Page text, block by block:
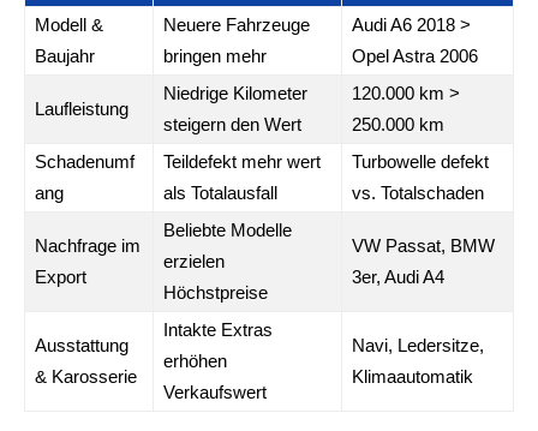
Modell &
Baujahr
Neuere Fahrzeuge
bringen mehr
Audi A6 2018 >
Opel Astra 2006
Laufleistung
Niedrige Kilometer
steigern den Wert
120.000 km >
250.000 km
Schadenumf
ang
Teildefekt mehr wert
als Totalausfall
Turbowelle defekt
vs. Totalschaden
Nachfrage im
Export
Beliebte Modelle
erzielen
Höchstpreise
VW Passat, BMW
3er, Audi A4
Ausstattung
& Karosserie
Intakte Extras
erhöhen
Verkaufswert
Navi, Ledersitze,
Klimaautomatik